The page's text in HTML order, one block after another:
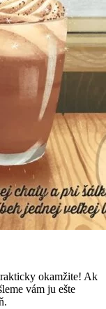
okamžite! Ak
vám ju ešte